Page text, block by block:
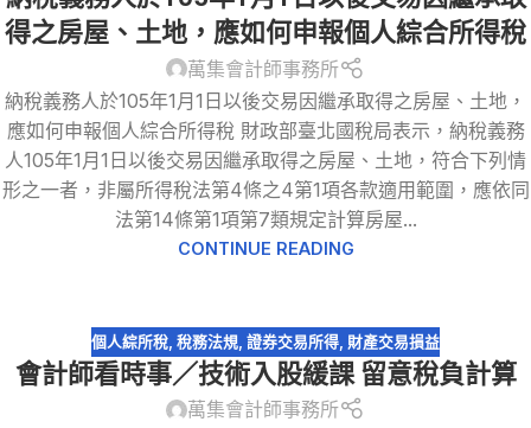
得之房屋、土地，應如何申報個人綜合所得稅
萬集會計師事務所
納稅義務人於105年1月1日以後交易因繼承取得之房屋、土地，
應如何申報個人綜合所得稅 財政部臺北國稅局表示，納稅義務
人105年1月1日以後交易因繼承取得之房屋、土地，符合下列情
形之一者，非屬所得稅法第4條之4第1項各款適用範圍，應依同
法第14條第1項第7類規定計算房屋...
CONTINUE READING
個人綜所稅 稅務法規 證券交易所得 財產交易損益
會計師看時事／技術入股緩課 留意稅負計算
萬集會計師事務所